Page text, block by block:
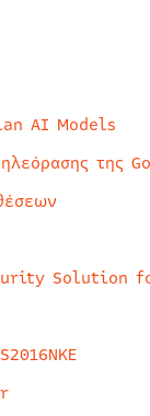
AI Models
της
Solution